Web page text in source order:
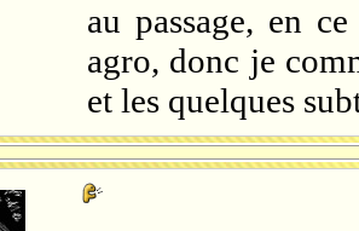
au passage, en
agro, donc je
et les quelques